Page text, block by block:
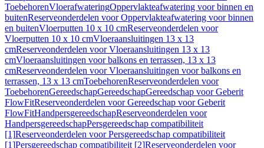
ToebehorenVloerafwateringOppervlakteafwatering voor binnen en
buitenReserveonderdelen voor Oppervlakteafwatering voor binnen
en buitenVloerputten 10 x 10 cmReserveonderdelen voor
Vloerputten 10 x 10 cmVloeraansluitingen 13 x 13
cmReserveonderdelen voor Vloeraansluitingen 13 x 13
cmVloeraansluitingen voor balkons en terrassen, 13 x 13
cmReserveonderdelen voor Vloeraansluitingen voor balkons en
terrassen, 13 x 13 cmToebehorenReserveonderdelen voor
ToebehorenGereedschapGereedschapGereedschap voor Geberit
FlowFitReserveonderdelen voor Gereedschap voor Geberit
FlowFitHandpersgereedschapReserveonderdelen voor
HandpersgereedschapPersgereedschap compatibiliteit
[1]Reserveonderdelen voor Persgereedschap compatibiliteit
[1]Persgereedschap compatibiliteit [2]Reserveonderdelen voor